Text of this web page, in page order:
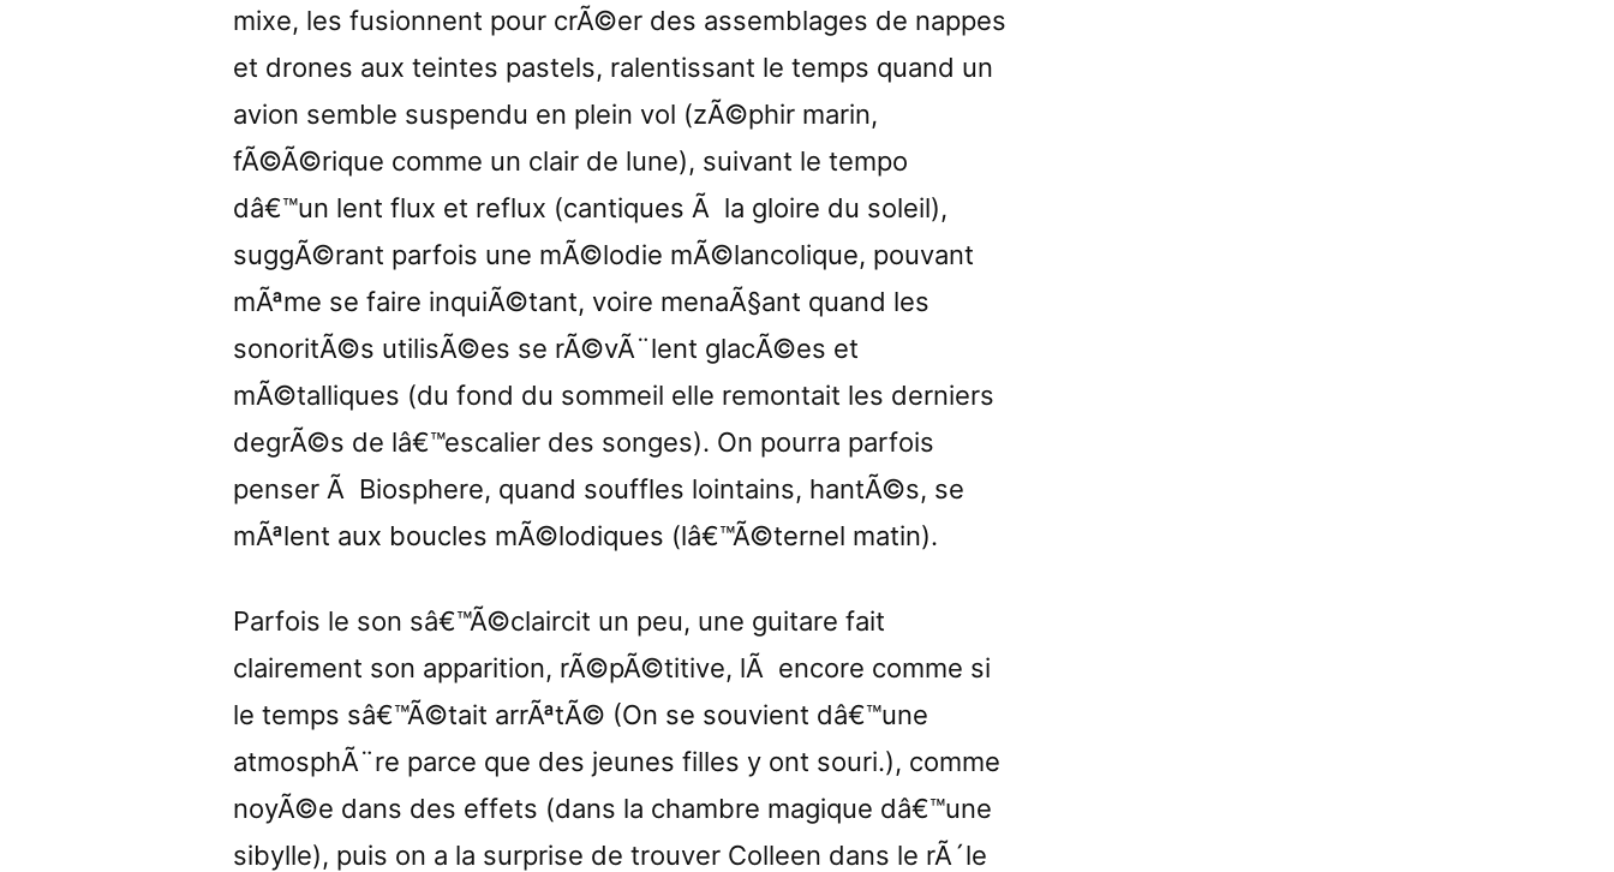
mixe, les fusionnent pour crÃ©er des assemblages de nappes
et drones aux teintes pastels, ralentissant le temps quand un
avion semble suspendu en plein vol (zÃ©phir marin,
fÃ©Ã©rique comme un clair de lune), suivant le tempo
dâ€™un lent flux et reflux (cantiques Ã la gloire du soleil),
suggÃ©rant parfois une mÃ©lodie mÃ©lancolique, pouvant
mÃªme se faire inquiÃ©tant, voire menaÃ§ant quand les
sonoritÃ©s utilisÃ©es se rÃ©vÃ¨lent glacÃ©es et
mÃ©talliques (du fond du sommeil elle remontait les derniers
degrÃ©s de lâ€™escalier des songes). On pourra parfois
penser Ã Biosphere, quand souffles lointains, hantÃ©s, se
mÃªlent aux boucles mÃ©lodiques (lâ€™Ã©ternel matin).
Parfois le son sâ€™Ã©claircit un peu, une guitare fait
clairement son apparition, rÃ©pÃ©titive, lÃ encore comme si
le temps sâ€™Ã©tait arrÃªtÃ© (On se souvient dâ€™une
atmosphÃ¨re parce que des jeunes filles y ont souri.), comme
noyÃ©e dans des effets (dans la chambre magique dâ€™une
sibylle), puis on a la surprise de trouver Colleen dans le rÃ´le